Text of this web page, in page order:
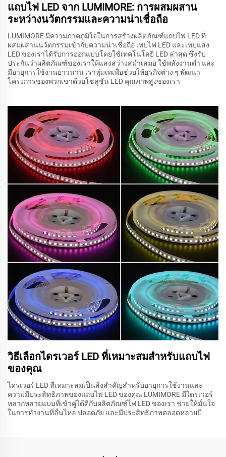
แถบไฟ LED จาก LUMIMORE: การผสมผสาน
ระหว่างนวัตกรรมและความน่าเชื่อถือ
LUMIMORE มีความภาคภูมิใจในการสร้างผลิตภัณฑ์แถบไฟ LED ที่
ผสมผสานนวัตกรรมเข้ากับความน่าเชื่อถือ เทปไฟ LED และเทปแสง
LED ของเราได้รับการออกแบบโดยใช้เทคโนโลยี LED ล่าสุด ซึ่งรับ
ประกันว่าผลิตภัณฑ์ของเราให้แสงสว่างสม่ำเสมอ ใช้พลังงานต่ำ และ
มีอายุการใช้งานยาวนาน เราทุ่มเทเพื่อช่วยให้ธุรกิจต่าง ๆ พัฒนา
โครงการของพวกเขาด้วยโซลูชัน LED คุณภาพสูงของเรา
วิธีเลือกไดรเวอร์ LED ที่เหมาะสมสำหรับแถบไฟ
ของคุณ
ไดรเวอร์ LED ที่เหมาะสมเป็นสิ่งสำคัญสำหรับอายุการใช้งานและ
ความมีประสิทธิภาพของแถบไฟ LED ของคุณ LUMIMORE มีไดรเวอร์
หลากหลายแบบที่เข้าคู่ได้ดีกับผลิตภัณฑ์ไฟ LED ของเรา ช่วยให้มั่นใจ
ในการทำงานที่ลื่นไหล ปลอดภัย และมีประสิทธิภาพตลอดหลายปี